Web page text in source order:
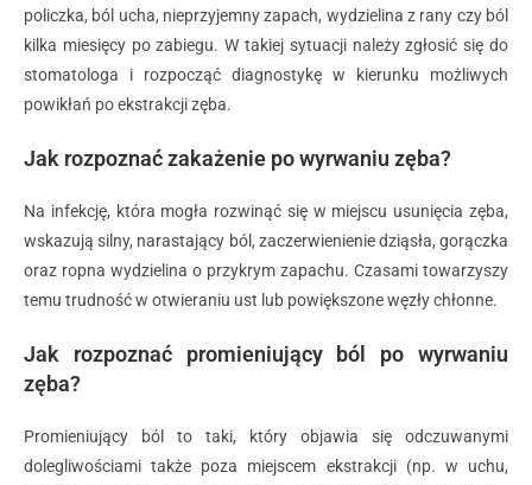
policzka, ból ucha, nieprzyjemny zapach, wydzielina z rany czy ból
kilka miesięcy po zabiegu. W takiej sytuacji należy zgłosić się do
stomatologa i rozpocząć diagnostykę w kierunku możliwych
powikłań po ekstrakcji zęba.
Jak rozpoznać zakażenie po wyrwaniu zęba?
Na infekcję, która mogła rozwinąć się w miejscu usunięcia zęba,
wskazują silny, narastający ból, zaczerwienienie dziąsła, gorączka
oraz ropna wydzielina o przykrym zapachu. Czasami towarzyszy
temu trudność w otwieraniu ust lub powiększone węzły chłonne.
Jak rozpoznać promieniujący ból po wyrwaniu
zęba?
Promieniujący ból to taki, który objawia się odczuwanymi
dolegliwościami także poza miejscem ekstrakcji (np. w uchu,